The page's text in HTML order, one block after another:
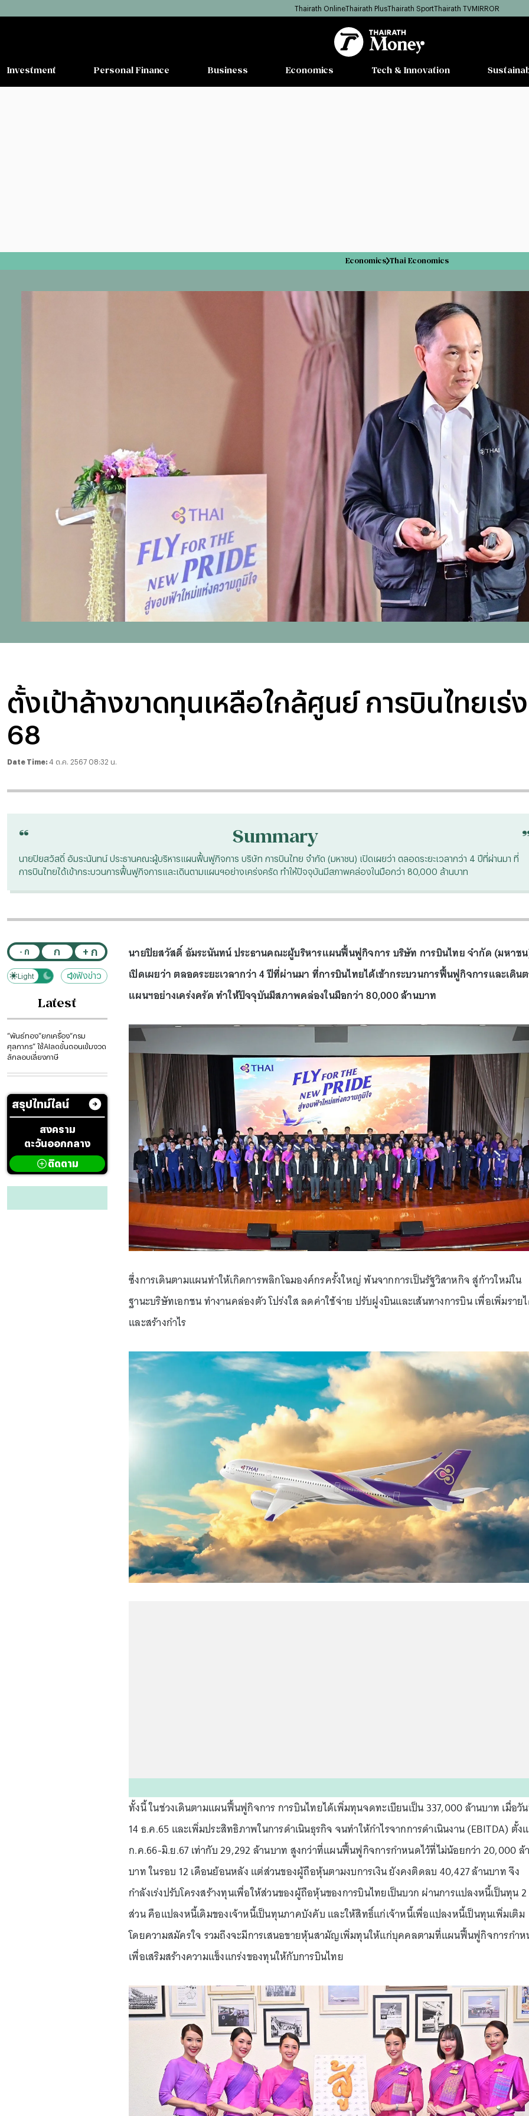
Thairath OnlineThairath PlusThairath SportThairath TVMIRROR
Investment Personal Finance Business Economics Tech & Innovation
Economics Thai Economics
ตั้งเป้าล้างขาดทุนเหลือใกล้ศูนย์ การบินไทยเ
68
Date Time: 4 ต.ค. 2567 08:32 น.
“ Summary
นายปิยสวัสดิ์ อัมระนันทน์ ประธานคณะผู้บริหารแผนฟื้นฟูกิจการ บริษัท การบินไทย จำกัด (มหาชน) เปิดเผยว่า ตลอดระยะเวลากว่า 4 ปีที่ผ่านมา ที่
การบินไทยได้เข้ากระบวนการฟื้นฟูกิจการและเดินตามแผนฯอย่างเคร่งครัด ทำให้ปัจจุบันมีสภาพคล่องในมือกว่า 80,000 ล้านบาท
- ก ก + ก
Dark
Light ฟังข่าว
Latest
“พันธ์ทอง”ยกเครื่อง“กรม
ศุลกากร” ใช้AIลดขั้นตอนเข้มงวด
ลักลอบเลี่ยงภาษี
สรุปไทม์ไลน์
สงคราม
ตะวันออกกลาง
ติดตาม
นายปิยสวัสดิ์ อัมระนันทน์ ประธานคณะผู้บริหารแผนฟื้นฟูกิจการ บริษัท การบินไทย จำกัด (มหาช
เปิดเผยว่า ตลอดระยะเวลากว่า 4 ปีที่ผ่านมา ที่การบินไทยได้เข้ากระบวนการฟื้นฟูกิจการและเดิน
แผนฯอย่างเคร่งครัด ทำให้ปัจจุบันมีสภาพคล่องในมือกว่า 80,000 ล้านบาท
ซึ่งการเดินตามแผนทำให้เกิดการพลิกโฉมองค์กรครั้งใหญ่ พ้นจากการเป็นรัฐวิสาหกิจ สู่ก้าวใหม่ใน
ฐานะบริษัทเอกชน ทำงานคล่องตัว โปร่งใส ลดค่าใช้จ่าย ปรับฝูงบินและเส้นทางการบิน เพื่อเพิ่มราย
และสร้างกำไร
ทั้งนี้ ในช่วงเดินตามแผนฟื้นฟูกิจการ การบินไทยได้เพิ่มทุนจดทะเบียนเป็น 337,000 ล้านบาท เมื่อวั
14 ธ.ค.65 และเพิ่มประสิทธิภาพในการดำเนินธุรกิจ จนทำให้กำไรจากการดำเนินงาน (EBITDA) ตั้ง
ก.ค.66-มิ.ย.67 เท่ากับ 29,292 ล้านบาท สูงกว่าที่แผนฟื้นฟูกิจการกำหนดไว้ที่ไม่น้อยกว่า 20,000 ล้
บาท ในรอบ 12 เดือนย้อนหลัง แต่ส่วนของผู้ถือหุ้นตามงบการเงิน ยังคงติดลบ 40,427 ล้านบาท จึง
กำลังเร่งปรับโครงสร้างทุนเพื่อให้ส่วนของผู้ถือหุ้นของการบินไทยเป็นบวก ผ่านการแปลงหนี้เป็นทุน 2
ส่วน คือแปลงหนี้เดิมของเจ้าหนี้เป็นทุนภาคบังคับ และให้สิทธิ์แก่เจ้าหนี้เพื่อแปลงหนี้เป็นทุนเพิ่มเติม
โดยความสมัครใจ รวมถึงจะมีการเสนอขายหุ้นสามัญเพิ่มทุนให้แก่บุคคลตามที่แผนฟื้นฟูกิจการกำ
เพื่อเสริมสร้างความแข็งแกร่งของทุนให้กับการบินไทย